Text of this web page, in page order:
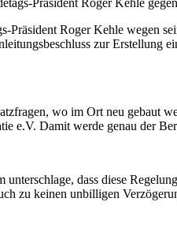
Präsident Roger Kehle wegen
zur Erstellung
wo im Ort neu gebaut
e.V. Damit werde genau der
dass diese
zu keinen unbilligen